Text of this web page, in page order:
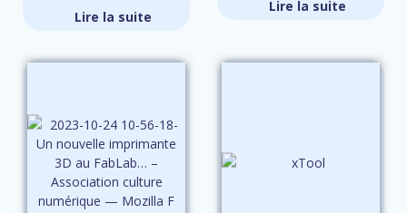
Lire la suite
Lire la suite